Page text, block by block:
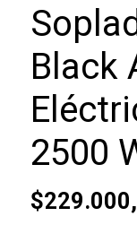
Black
2500